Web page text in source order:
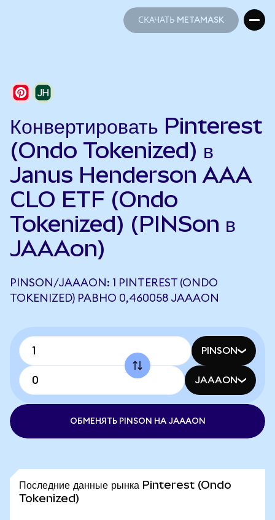
СКАЧАТЬ METAMASK
Конвертировать Pinterest
(Ondo Tokenized) в
Janus Henderson AAA
CLO ETF (Ondo
Tokenized) (PINSon в
JAAAon)
PINSON/JAAAON: 1 PINTEREST (ONDO
TOKENIZED) РАВНО 0,460058 JAAAON
PINSON
JAAAON
ОБМЕНЯТЬ PINSON НА JAAAON
Последние данные рынка Pinterest (Ondo
Tokenized)